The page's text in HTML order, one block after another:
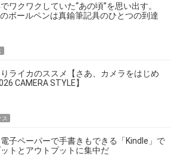
ワクワクしていた“あの頃”を思い出す。
ボールペンは真鍮筆記具のひとつの到達
ライカのススメ【さあ、カメラをはじめ
CAMERA STYLE】
ス
子ペーパーで手書きもできる「Kindle」で
トとアウトプットに集中だ